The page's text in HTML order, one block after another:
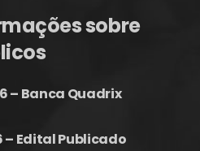
sobre
– Banca Quadrix
– Edital Publicado